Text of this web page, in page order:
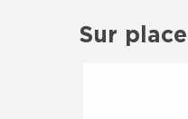
Sur place